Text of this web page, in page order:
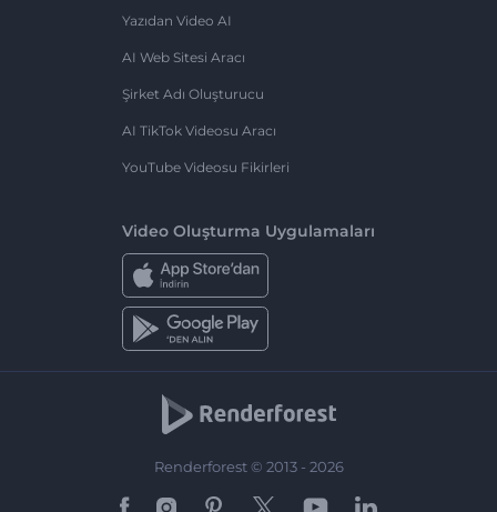
Yazıdan Video AI
AI Web Sitesi Aracı
Şirket Adı Oluşturucu
AI TikTok Videosu Aracı
YouTube Videosu Fikirleri
Video Oluşturma Uygulamaları
Renderforest © 2013 - 2026